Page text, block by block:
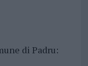
di Padru: